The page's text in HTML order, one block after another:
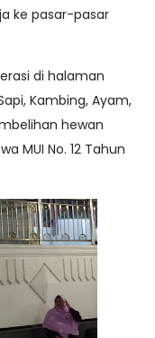
ke pasar-pasar
di halaman
Kambing, Ayam,
hewan
MUI No. 12 Tahun